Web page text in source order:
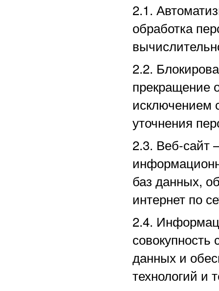
2.1.
обработка
2.2.
прекращение
исключением
уточнения
2.3. Веб-сайт
баз данных,
интернет по
2.4.
данных и
технологий и